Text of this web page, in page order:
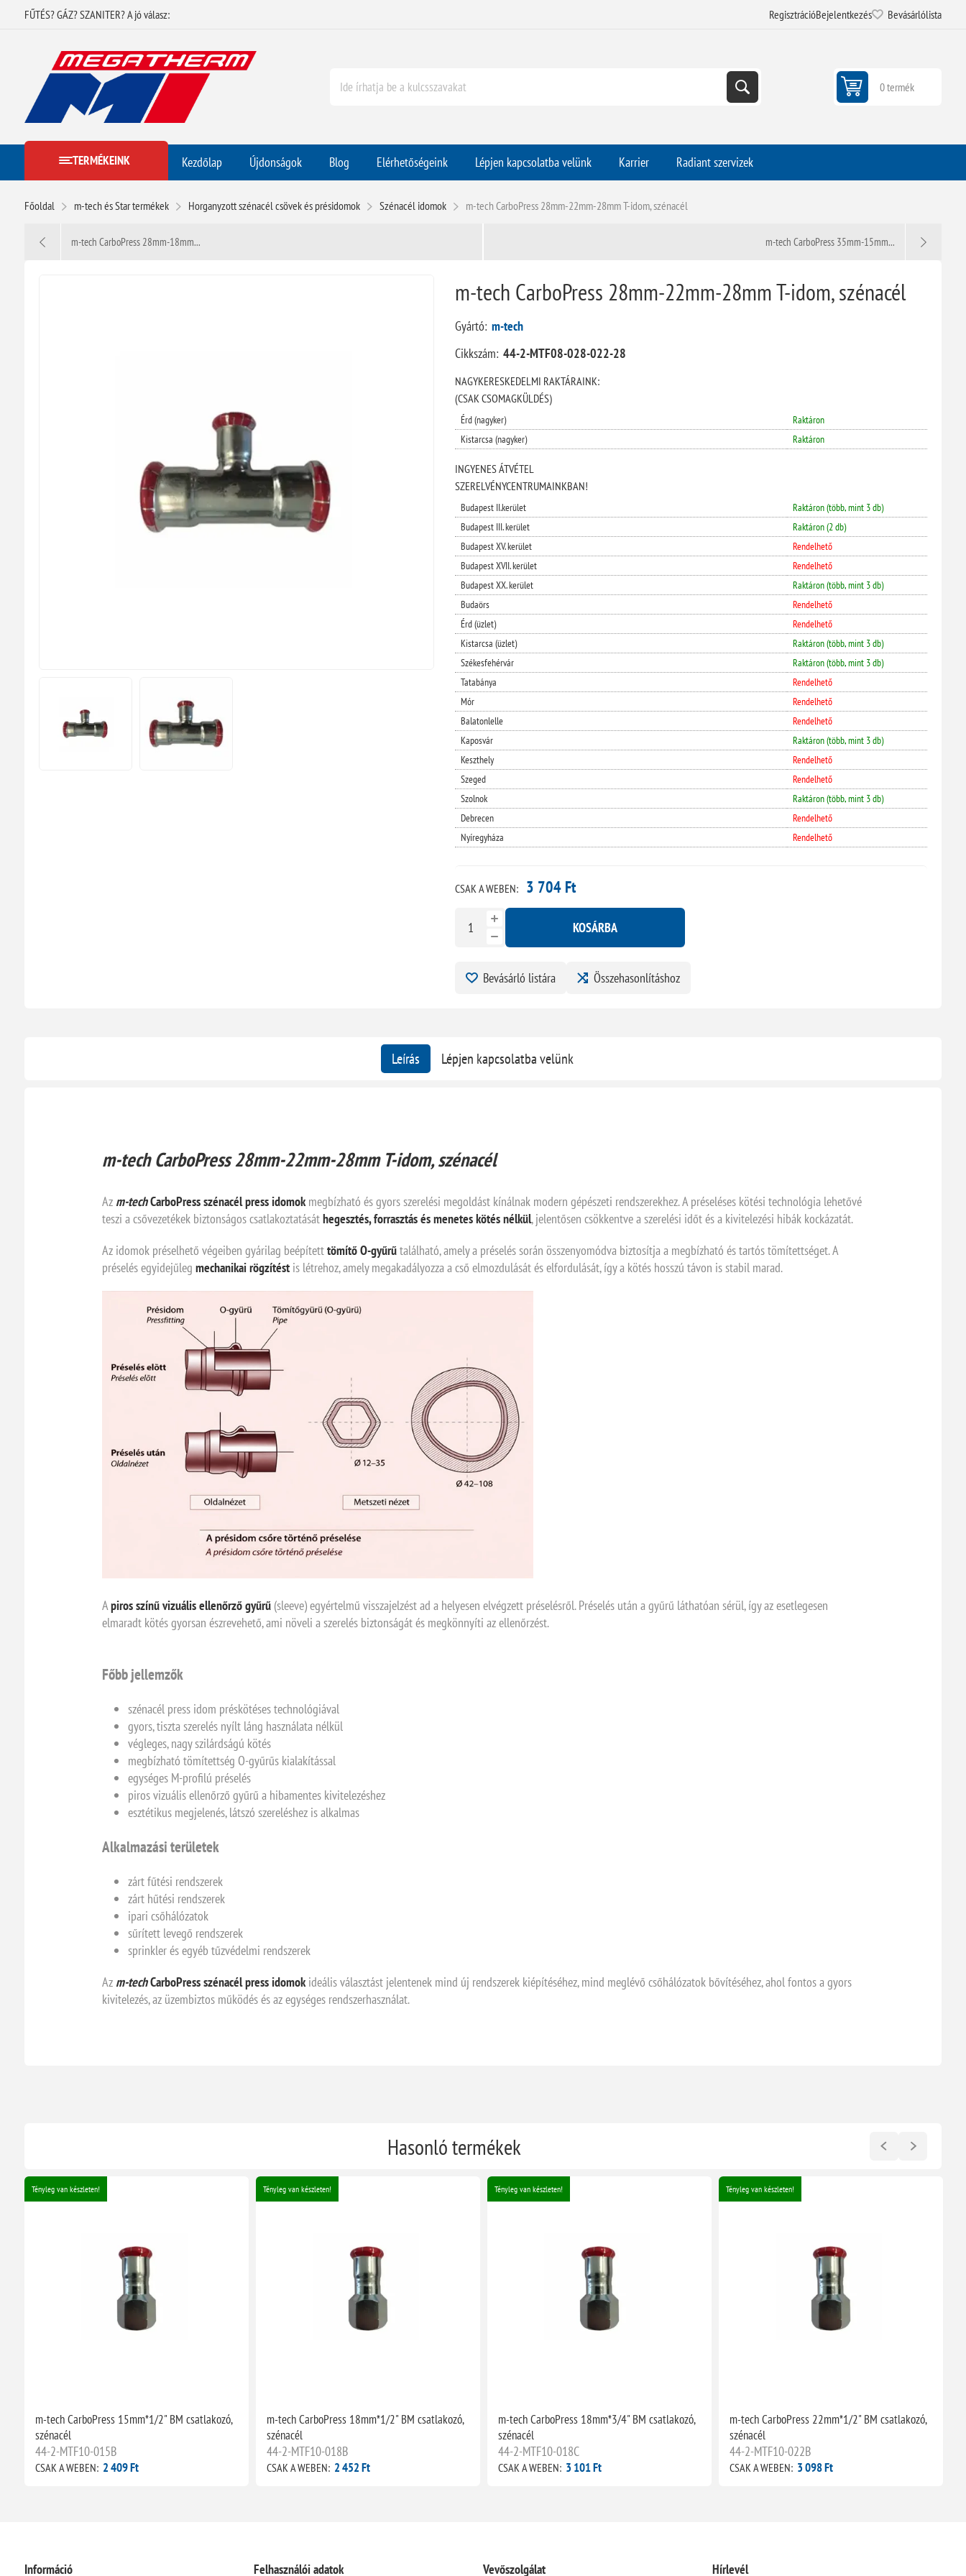
FŰTÉS? GÁZ? SZANITER? A jó válasz: RegisztrációBejelentkezés Bevásárlólista
0 termék
TERMÉKEINK Kezdőlap Újdonságok Blog Elérhetőségeink Lépjen kapcsolatba velünk Karrier Radiant szervizek
Főoldal m-tech és Star termékek Horganyzott szénacél csövek és présidomok Szénacél idomok m-tech CarboPress 28mm-22mm-28mm T-idom, szénacél
m-tech CarboPress 28mm-18mm... m-tech CarboPress 35mm-15mm...
m-tech CarboPress 28mm-22mm-28mm T-idom, szénacél
Gyártó: m-tech
Cikkszám: 44-2-MTF08-028-022-28
NAGYKERESKEDELMI RAKTÁRAINK:
(CSAK CSOMAGKÜLDÉS)
Érd (nagyker)
Raktáron
Kistarcsa (nagyker)
Raktáron
INGYENES ÁTVÉTEL
SZERELVÉNYCENTRUMAINKBAN!
Budapest II.kerület
Raktáron (több, mint 3 db)
Budapest III. kerület
Raktáron (2 db)
Budapest XV. kerület
Rendelhető
Budapest XVII. kerület
Rendelhető
Budapest XX. kerület
Raktáron (több, mint 3 db)
Budaörs
Rendelhető
Érd (üzlet)
Rendelhető
Kistarcsa (üzlet)
Raktáron (több, mint 3 db)
Székesfehérvár
Raktáron (több, mint 3 db)
Tatabánya
Rendelhető
Mór
Rendelhető
Balatonlelle
Rendelhető
Kaposvár
Raktáron (több, mint 3 db)
Keszthely
Rendelhető
Szeged
Rendelhető
Szolnok
Raktáron (több, mint 3 db)
Debrecen
Rendelhető
Nyíregyháza
Rendelhető
CSAK A WEBEN: 3 704 Ft
KOSÁRBA
Bevásárló listára Összehasonlításhoz
Leírás Lépjen kapcsolatba velünk
m-tech CarboPress 28mm-22mm-28mm T-idom, szénacél
Az m-techCarboPress szénacél press idomokmegbízható és gyors szerelési megoldást kínálnak modern gépészeti rendszerekhez. A préseléses kötési technológia lehetővé
teszi a csővezetékek biztonságos csatlakoztatásáthegesztés, forrasztás és menetes kötés nélkül, jelentősen csökkentve a szerelési időt és a kivitelezési hibák kockázatát.
Az idomok préselhető végeiben gyárilag beépítetttömítő O-gyűrűtalálható, amely a préselés során összenyomódva biztosítja a megbízható és tartós tömítettséget. A
préselés egyidejűleg mechanikai rögzítéstis létrehoz, amely megakadályozza a cső elmozdulását és elfordulását, így a kötés hosszú távon is stabil marad.
Apiros színű vizuális ellenőrző gyűrű(sleeve) egyértelmű visszajelzést ad a helyesen elvégzett préselésről. Préselés után a gyűrű láthatóan sérül, így az esetlegesen
elmaradt kötés gyorsan észrevehető, ami növeli a szerelés biztonságát és megkönnyíti az ellenőrzést.
Főbb jellemzők
szénacél press idom préskötéses technológiával
gyors, tiszta szerelés nyílt láng használata nélkül
végleges, nagy szilárdságú kötés
megbízható tömítettség O-gyűrűs kialakítással
egységes M-profilú préselés
piros vizuális ellenőrző gyűrű a hibamentes kivitelezéshez
esztétikus megjelenés, látszó szereléshez is alkalmas
Alkalmazási területek
zárt fűtési rendszerek
zárt hűtési rendszerek
ipari csőhálózatok
sűrített levegő rendszerek
sprinkler és egyéb tűzvédelmi rendszerek
Az m-techCarboPress szénacél press idomokideális választást jelentenek mind új rendszerek kiépítéséhez, mind meglévő csőhálózatok bővítéséhez, ahol fontos a gyors
kivitelezés, az üzembiztos működés és az egységes rendszerhasználat.
Hasonló termékek
Tényleg van készleten!
m-tech CarboPress 15mm*1/2" BM csatlakozó,
szénacél
44-2-MTF10-015B
CSAK A WEBEN: 2 409 Ft
Tényleg van készleten!
m-tech CarboPress 18mm*1/2" BM csatlakozó,
szénacél
44-2-MTF10-018B
CSAK A WEBEN: 2 452 Ft
Tényleg van készleten!
m-tech CarboPress 18mm*3/4" BM csatlakozó,
szénacél
44-2-MTF10-018C
CSAK A WEBEN: 3 101 Ft
Tényleg van készleten!
m-tech CarboPress 22mm*1/2" BM csatlakozó,
szénacél
44-2-MTF10-022B
CSAK A WEBEN: 3 098 Ft
Információ Felhasználói adatok Vevőszolgálat Hírlevél